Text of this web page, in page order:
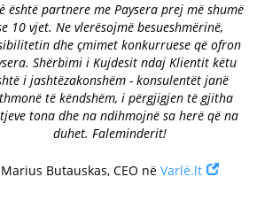
është partnere me Paysera prej më shumë
10 vjet. Ne vlerësojmë besueshmërinë,
dhe çmimet konkurruese që ofron
Shërbimi i Kujdesit ndaj Klientit këtu
i jashtëzakonshëm - konsulentët janë
të këndshëm, i përgjigjen të gjitha
tona dhe na ndihmojnë sa herë që na
duhet. Faleminderit!
Marius Butauskas, CEO në Varlė.lt